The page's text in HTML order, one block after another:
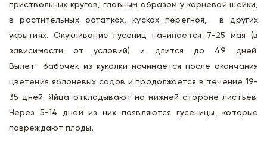
приствольных кругов, главным образом у корневой шейки,
в растительных остатках, кусках перегноя, в других
укрытиях. Окукливание гусениц начинается 7-25 мая (в
зависимости от условий) и длится до 49 дней.
Вылет бабочек из куколки начинается после окончания
цветения яблоневых садов и продолжается в течение 19-
35 дней. Яйца откладывают на нижней стороне листьев.
Через 5-14 дней из них появляются гусеницы, которые
повреждают плоды.